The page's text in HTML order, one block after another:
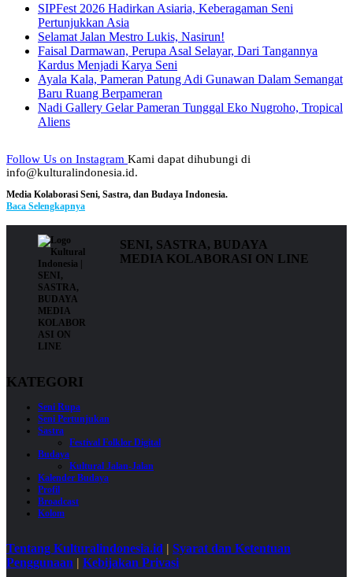
SIPFest 2026 Hadirkan Asiaria, Keberagaman Seni
Pertunjukkan Asia
Selamat Jalan Mestro Lukis, Nasirun!
Faisal Darmawan, Perupa Asal Selayar, Dari Tangannya
Kardus Menjadi Karya Seni
Ayala Kala, Pameran Patung Adi Gunawan Dalam Semangat
Baru Ruang Berpameran
Nadi Gallery Gelar Pameran Tunggal Eko Nugroho, Tropical
Aliens
Follow Us on Instagram Kami dapat dihubungi di
info@kulturalindonesia.id.
Media Kolaborasi Seni, Sastra, dan Budaya Indonesia.
Baca Selengkapnya
SENI, SASTRA, BUDAYA
MEDIA KOLABORASI ON LINE
KATEGORI
Seni Rupa
Seni Pertunjukan
Sastra
Festival Folklor Digital
Budaya
Kultural Jalan-Jalan
Kalender Budaya
Profil
Broadcast
Kolom
Tentang Kulturalindonesia.id
Syarat dan Ketentuan
Penggunaan
Kebijakan Privasi